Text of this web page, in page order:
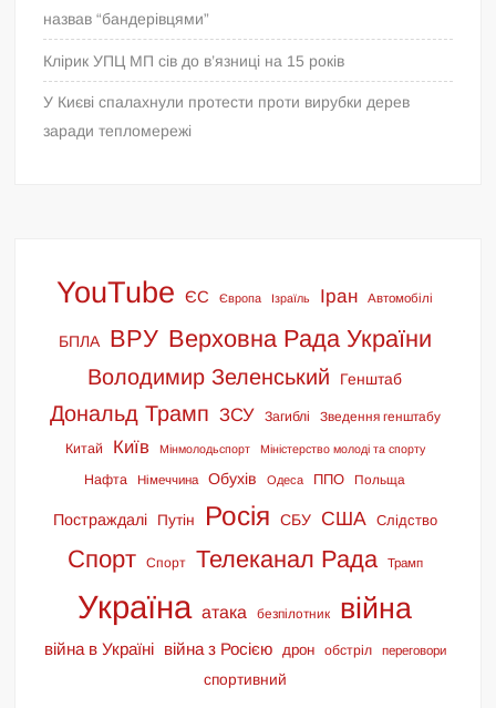
назвав “бандерівцями”
Клірик УПЦ МП сів до в’язниці на 15 років
У Києві спалахнули протести проти вирубки дерев
заради тепломережі
YouTube ЄС Європа Ізраїль Іран Автомобілі
БПЛА ВРУ Верховна Рада України
Володимир Зеленський Генштаб
Дональд Трамп ЗСУ Загиблі Зведення генштабу
Китай Київ Мінмолодьспорт Міністерство молоді та спорту
Нафта Німеччина Обухів Одеса ППО Польща
Постраждалі Путін Росія СБУ США Слідство
Спорт Спорт Телеканал Рада Трамп
Україна атака безпілотник війна
війна в Україні війна з Росією дрон обстріл переговори
спортивний